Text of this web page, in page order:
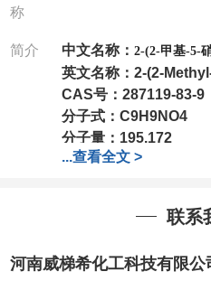
称
简介 中文名称： 2-(2-甲基-5-
英文名称： 2-(2-
CAS号： 287119-83-9
分子式： C9H9NO4
分子量： 195.172
包装：1Mg ;
作中有用到的试剂,欢
63377391/
...查看全文 >
联系
河南威梯希化工科技有限公